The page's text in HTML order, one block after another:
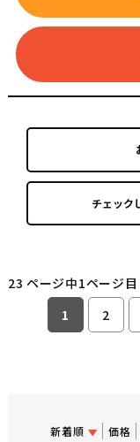
23 ページ中1ページ目
1
2
新着順 価格